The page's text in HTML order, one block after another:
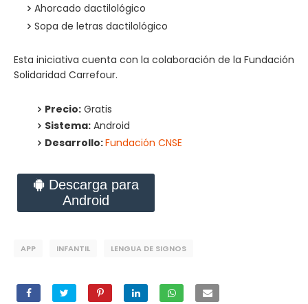
Ahorcado dactilológico
Sopa de letras dactilológico
Esta iniciativa cuenta con la colaboración de la Fundación
Solidaridad Carrefour.
Precio: Gratis
Sistema: Android
Desarrollo:Fundación CNSE
Descarga para
Android
APP INFANTIL LENGUA DE SIGNOS